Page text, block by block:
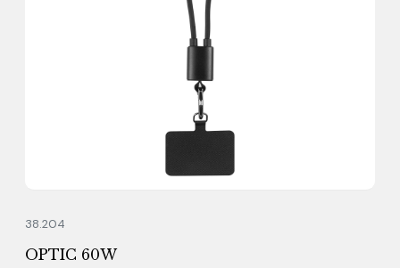
38.204
OPTIC 60W